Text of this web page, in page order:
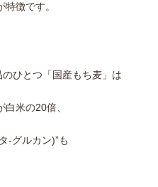
特徴です。
ひとつ「国産もち麦」は
白米の20倍、
-グルカン)”も